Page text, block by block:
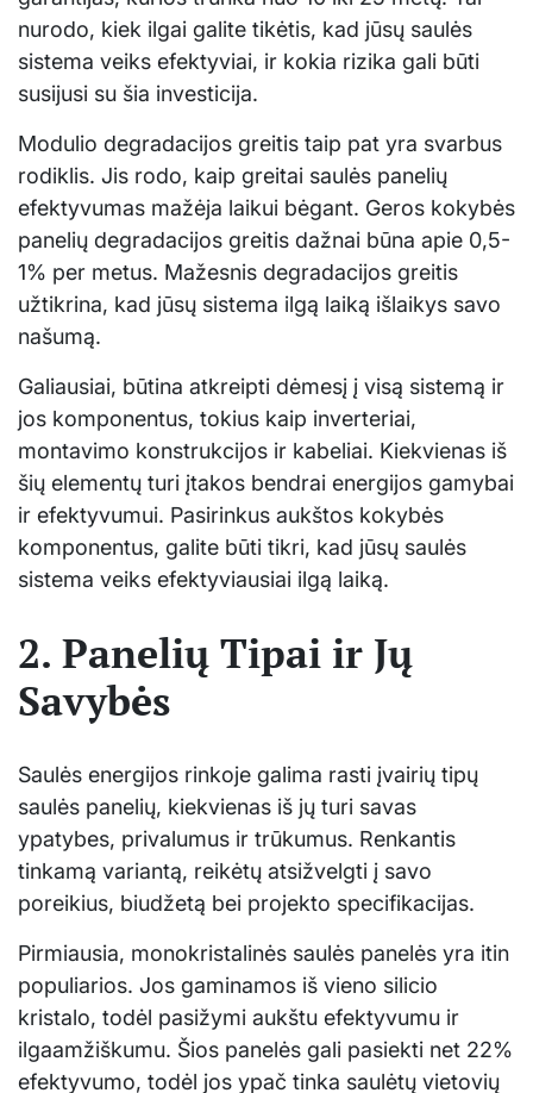
nurodo, kiek ilgai galite tikėtis, kad jūsų saulės
sistema veiks efektyviai, ir kokia rizika gali būti
susijusi su šia investicija.
Modulio degradacijos greitis taip pat yra svarbus
rodiklis. Jis rodo, kaip greitai saulės panelių
efektyvumas mažėja laikui bėgant. Geros kokybės
panelių degradacijos greitis dažnai būna apie 0,5-
1% per metus. Mažesnis degradacijos greitis
užtikrina, kad jūsų sistema ilgą laiką išlaikys savo
našumą.
Galiausiai, būtina atkreipti dėmesį į visą sistemą ir
jos komponentus, tokius kaip inverteriai,
montavimo konstrukcijos ir kabeliai. Kiekvienas iš
šių elementų turi įtakos bendrai energijos gamybai
ir efektyvumui. Pasirinkus aukštos kokybės
komponentus, galite būti tikri, kad jūsų saulės
sistema veiks efektyviausiai ilgą laiką.
2. Panelių Tipai ir Jų
Savybės
Saulės energijos rinkoje galima rasti įvairių tipų
saulės panelių, kiekvienas iš jų turi savas
ypatybes, privalumus ir trūkumus. Renkantis
tinkamą variantą, reikėtų atsižvelgti į savo
poreikius, biudžetą bei projekto specifikacijas.
Pirmiausia, monokristalinės saulės panelės yra itin
populiarios. Jos gaminamos iš vieno silicio
kristalo, todėl pasižymi aukštu efektyvumu ir
ilgaamžiškumu. Šios panelės gali pasiekti net 22%
efektyvumo, todėl jos ypač tinka saulėtų vietovių